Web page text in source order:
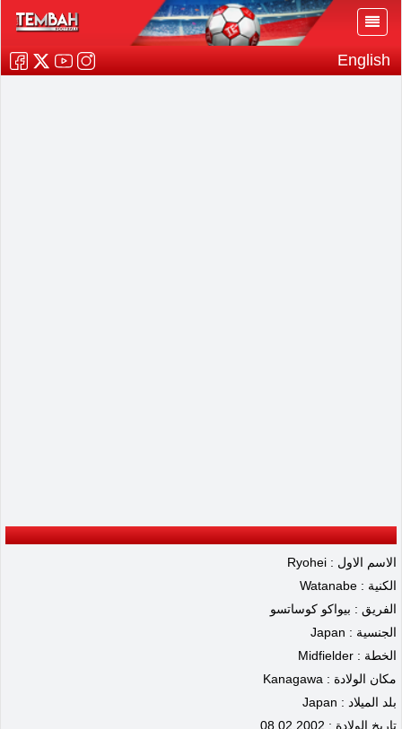
English
الاسم الاول : Ryohei
الكنية : Watanabe
الفريق : بيواكو كوساتسو
الجنسية : Japan
الخطة : Midfielder
مكان الولادة : Kanagawa
بلد الميلاد : Japan
تاريخ الولادة : 08.02.2002